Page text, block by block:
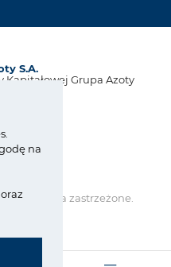
na
oraz
S.A.
Grupa Azoty
Polska
37 37
07 18
prawa zastrzeżone.